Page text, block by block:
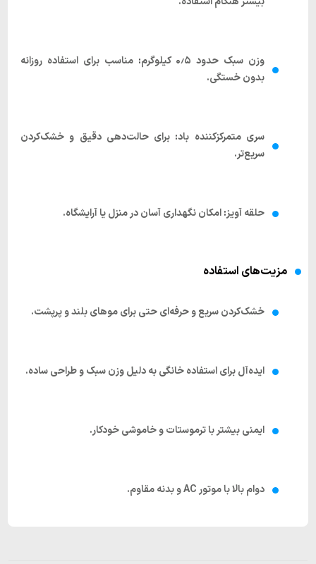
وزن سبک حدود ۰٫۵ کیلوگرم : مناسب برای استفاده روزانه
بدون خستگی.
سری متمرکزکننده باد: برای حالت‌دهی دقیق و خشک‌کردن
سریع‌تر.
حلقه آویز:امکان نگهداری آسان در منزل یا آرایشگاه.
مزیت‌های استفاده
خشک‌کردن سریع و حرفه‌ایحتی برای موهای بلند و پرپشت.
ایده‌آل برای استفاده خانگیبه دلیل وزن سبک و طراحی ساده.
ایمنی بیشتربا ترموستات و خاموشی خودکار.
دوام بالابا موتور AC و بدنه مقاوم.